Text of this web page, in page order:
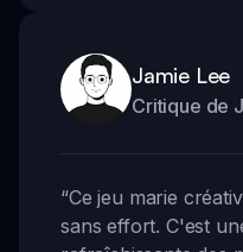
Jamie Lee
Critique de
“Ce jeu marie
sans effort. C'est